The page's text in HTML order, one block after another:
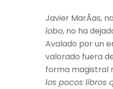
Javier MarÃ­as,
lobo, no ha
Avalado por un
valorado fuera
forma magistral
los pocos libros